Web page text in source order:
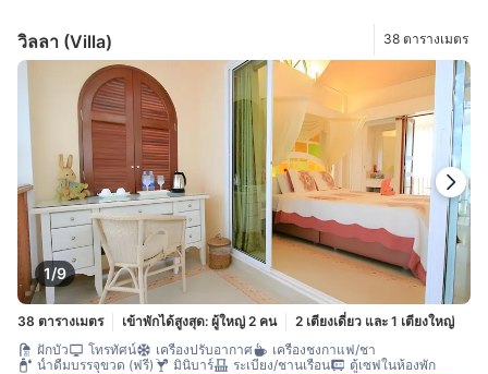
วิลลา (Villa) 38 ตารางเมตร
1/9
38 ตารางเมตร เข้าพักได้สูงสุด: ผู้ใหญ่ 2 คน
2 เตียงเดี่ยว และ 1 เตียงใหญ่
ฝักบัว
โทรทัศน์ เครื่องปรับอากาศ
เครื่องชงกาแฟ/ชา
น้ำดื่มบรรจุขวด (ฟรี)
มินิบาร์ ระเบียง/ชานเรือน ตู้เซฟในห้องพัก